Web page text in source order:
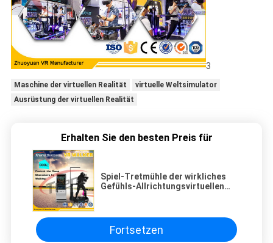
3
Maschine der virtuellen Realität
virtuelle Weltsimulator
Ausrüstung der virtuellen Realität
Erhalten Sie den besten Preis für
Spiel-Tretmühle der wirkliches
Gefühls-Allrichtungsvirtuellen
Fortsetzen